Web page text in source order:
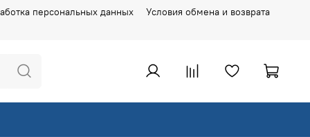
персональных данных Условия обмена и возврата